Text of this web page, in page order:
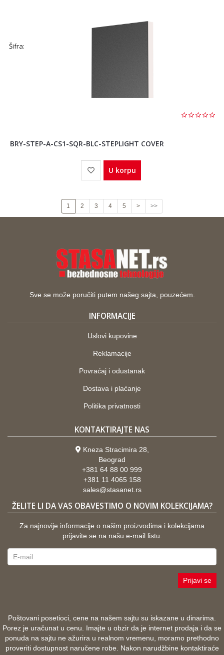
Šifra:
BRY-STEP-A-CS1-SQR-BLC-STEPLIGHT COVER
U korpu
1 2 3 4 5 > >>
Sve se može poručiti putem našeg sajta, pouzećem.
INFORMACIJE
Uslovi kupovine
Reklamacije
Povraćaj i odustanak
Dostava i plaćanje
Politika privatnosti
KONTAKTIRAJTE NAS
Kneza Stracimira 28,
Beograd
+381 64 88 00 999
+381 11 4065 158
sales@stasanet.rs
ŽELITE LI DA VAS OBAVESTIMO O NOVIM KOLEKCIJAMA?
Za najnovije informacije o našim proizvodima i kolekcijama
prijavite se na našu e-mail listu.
Prijavi se
Poštovani posetioci, cene na našem sajtu su iskazane u dinarima.
Porez je uračunat u cenu. Imajte u obzir da je internet prodaja i da se
ponuda na sajtu ne ažurira u realnom vremenu, moramo prethodno
proveriti dostupnost naručene robe. Nakon narudžbine kontaktiraće